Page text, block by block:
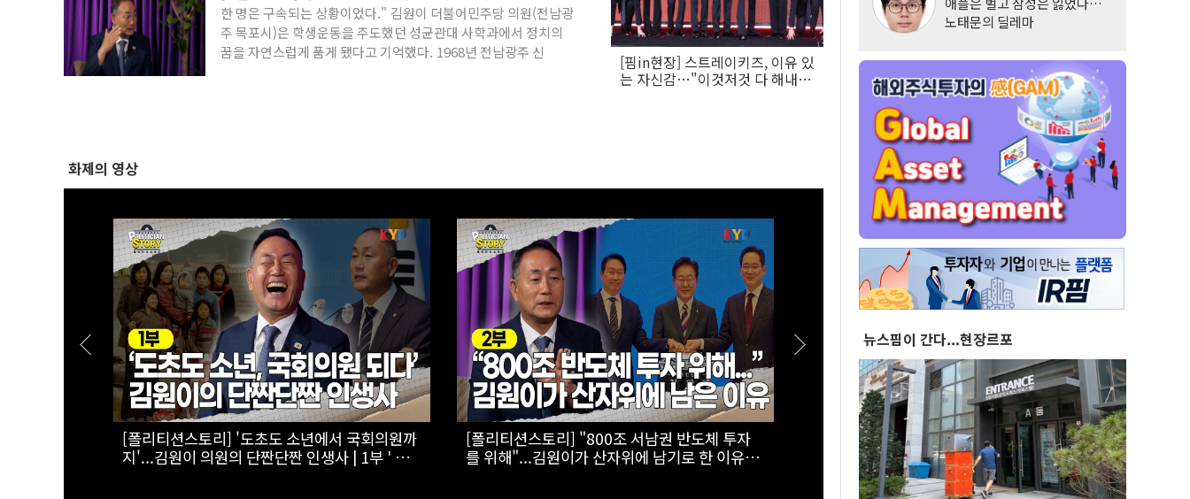
한 명은 구속되는 상황이었다." 김원이 더불어민주당 의원(전남광
주 목포시)은 학생운동을 주도했던 성균관대 사학과에서 정치의
꿈을 자연스럽게 품게 됐다고 기억했다. 1968년 전남광주 신
[핌in현장] 스트레이키즈, 이유 있
는 자신감…"이것저것 다 해내는
화제의 영상
[스팟Live] 정청래 “뻔뻔하다”…‘화합’ 꺼낸 김
민석에 정면 반격 | 26.08.08 더불어민주당 당대
[스팟Live] ‘1211표 차’ 초접전, 승부 가를 제주
표심은?...제3차 정기전국당원대회 후보자 제주
노태문의 딜레마
뉴스핌이 간다...현장르포